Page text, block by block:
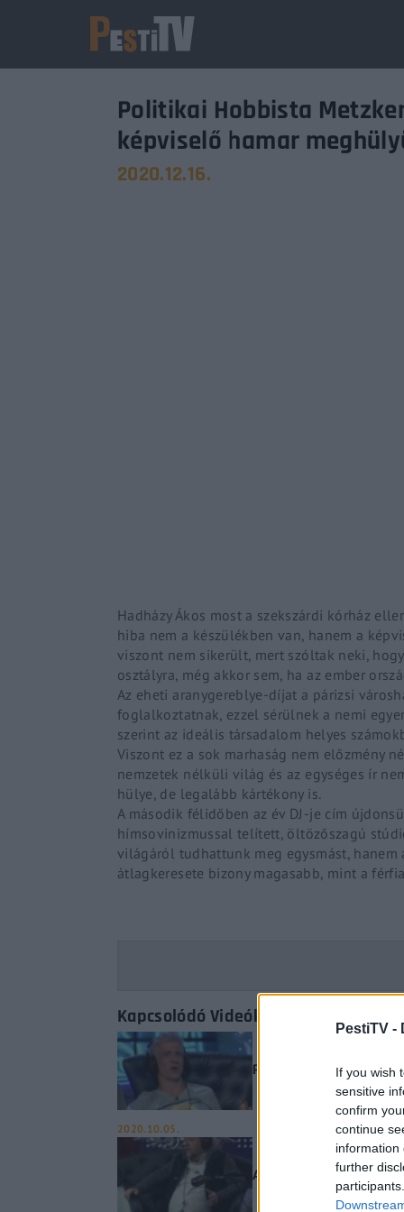
PestiTV -
If you wish
sensitive
confirm
continue
information
further
Politikai Hobbista
képviselő hamar
2020.12.16.
Hadházy Ákos most a szekszárdi kórház
hiba nem a készülékben van, hanem a
viszont nem sikerült, mert szóltak neki,
osztályra, még akkor sem, ha az ember
Az eheti aranygereblye-díjat a párizsi
foglalkoztatnak, ezzel sérülnek a nemi
szerint az ideális társadalom helyes
Viszont ez a sok marhaság nem előzmény
nemzetek nélküli világ és az egységes ír
hülye, de legalább kártékony is.
A második félidőben az év DJ-je cím
hímsovinizmussal telített, öltözőszagú
világáról tudhattunk meg egysmást, hanem
átlagkeresete bizony magasabb, mint a
Kapcsolódó Videók
Politikai Hobbista –
2020.10.05.
A baloldal egy dolgot